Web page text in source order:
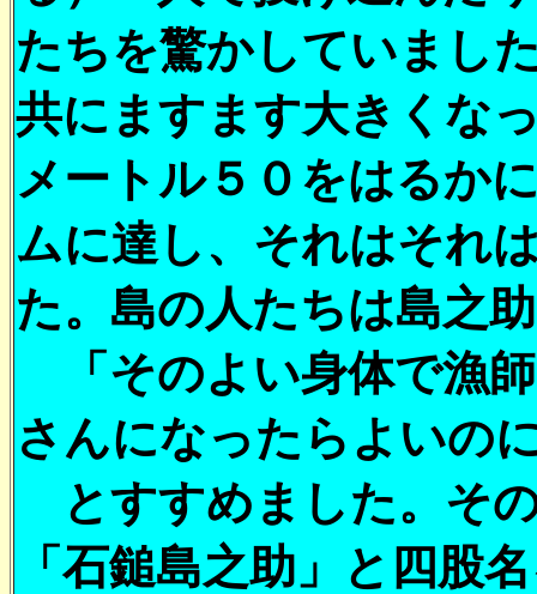
たちを驚かしていまし
共にますます大きくな
メートル５０をはるか
ムに達し、それはそれ
た。島の人たちは島之
「そのよい身体で漁
さんになったらよいの
とすすめました。そ
「石鎚島之助」と四股